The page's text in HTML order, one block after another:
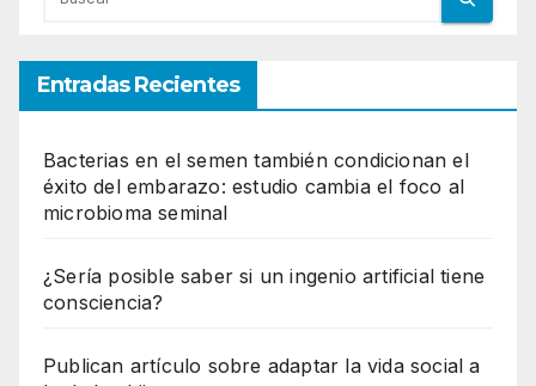
Entradas Recientes
Bacterias en el semen también condicionan el
éxito del embarazo: estudio cambia el foco al
microbioma seminal
¿Sería posible saber si un ingenio artificial tiene
consciencia?
Publican artículo sobre adaptar la vida social a